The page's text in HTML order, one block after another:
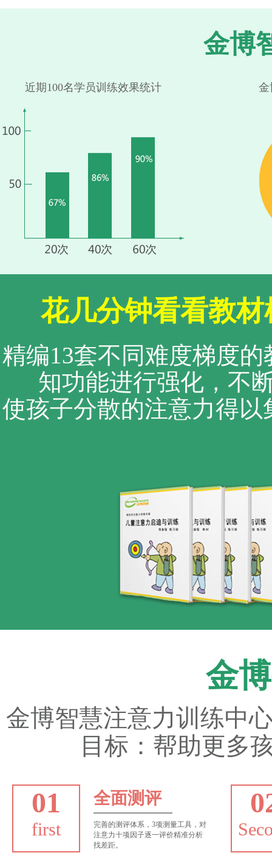
金博
近期100名学员训练效果统计 金
花几分钟看看教
精编13套不同难度梯度
知功能进行强化，不
使孩子分散的注意力得
金
金博智慧注意力训练中
目标：帮助更多
01
first
全面测评
完善的测评体系，3项测量工具，对
注意力十项因子逐一评价精准分析
找差距。